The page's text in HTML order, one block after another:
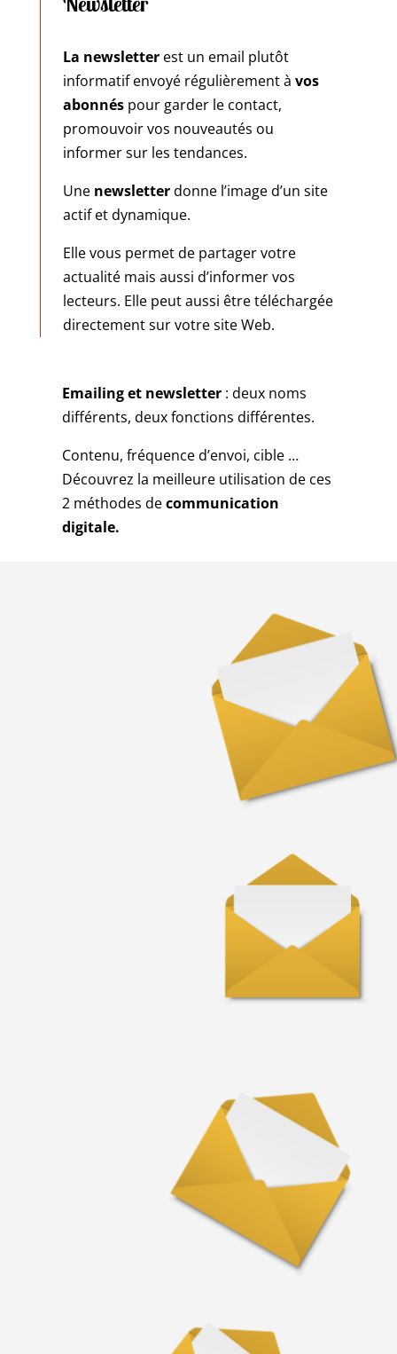
La newsletterest un email plutôt
informatif envoyé régulièrement à vos
abonnéspour garder le contact,
promouvoir vos nouveautés ou
informer sur les tendances.
Une newsletterdonne l’image d’un site
actif et dynamique.
Elle vous permet de partager votre
actualité mais aussi d’informer vos
lecteurs. Elle peut aussi être téléchargée
directement sur votre site Web.
Emailing et newsletter: deux noms
différents, deux fonctions différentes.
Contenu, fréquence d’envoi, cible …
Découvrez la meilleure utilisation de ces
2 méthodes decommunication
digitale.